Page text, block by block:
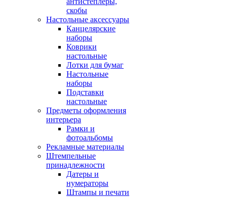
скобы
Настольные аксессуары
Канцелярские
наборы
Коврики
настольные
Лотки для бумаг
Настольные
наборы
Подставки
настольные
Предметы оформления
интерьера
Рамки и
фотоальбомы
Рекламные материалы
Штемпельные
принадлежности
Датеры и
нумераторы
Штампы и печати